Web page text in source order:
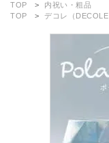
TOP
内祝い・粗品
TOP
デコレ（DECOLE